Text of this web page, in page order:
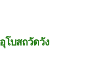
โบสถวัดวัง